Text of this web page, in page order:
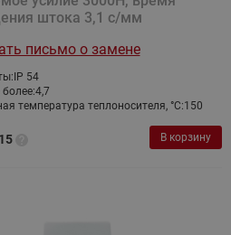
штока 3,1 с/мм
письмо о замене
IP 54
более:4,7
температура теплоносителя, °C:150
В корзину